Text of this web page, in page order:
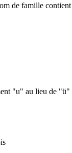
de famille
"u" au lieu de